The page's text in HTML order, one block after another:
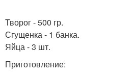
Творог - 500 гр.
Сгущенка - 1 банка.
Яйца - 3 шт.
Приготовление: